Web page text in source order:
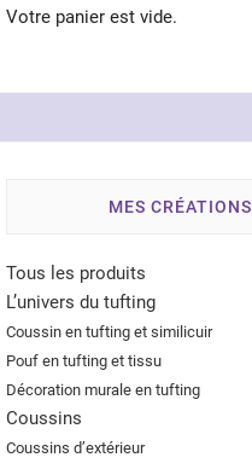
Votre panier est vide.
MES CRÉATIONS
Tous les produits
L’univers du tufting
Coussin en tufting et similicuir
Pouf en tufting et tissu
Décoration murale en tufting
Coussins
Coussins d’extérieur